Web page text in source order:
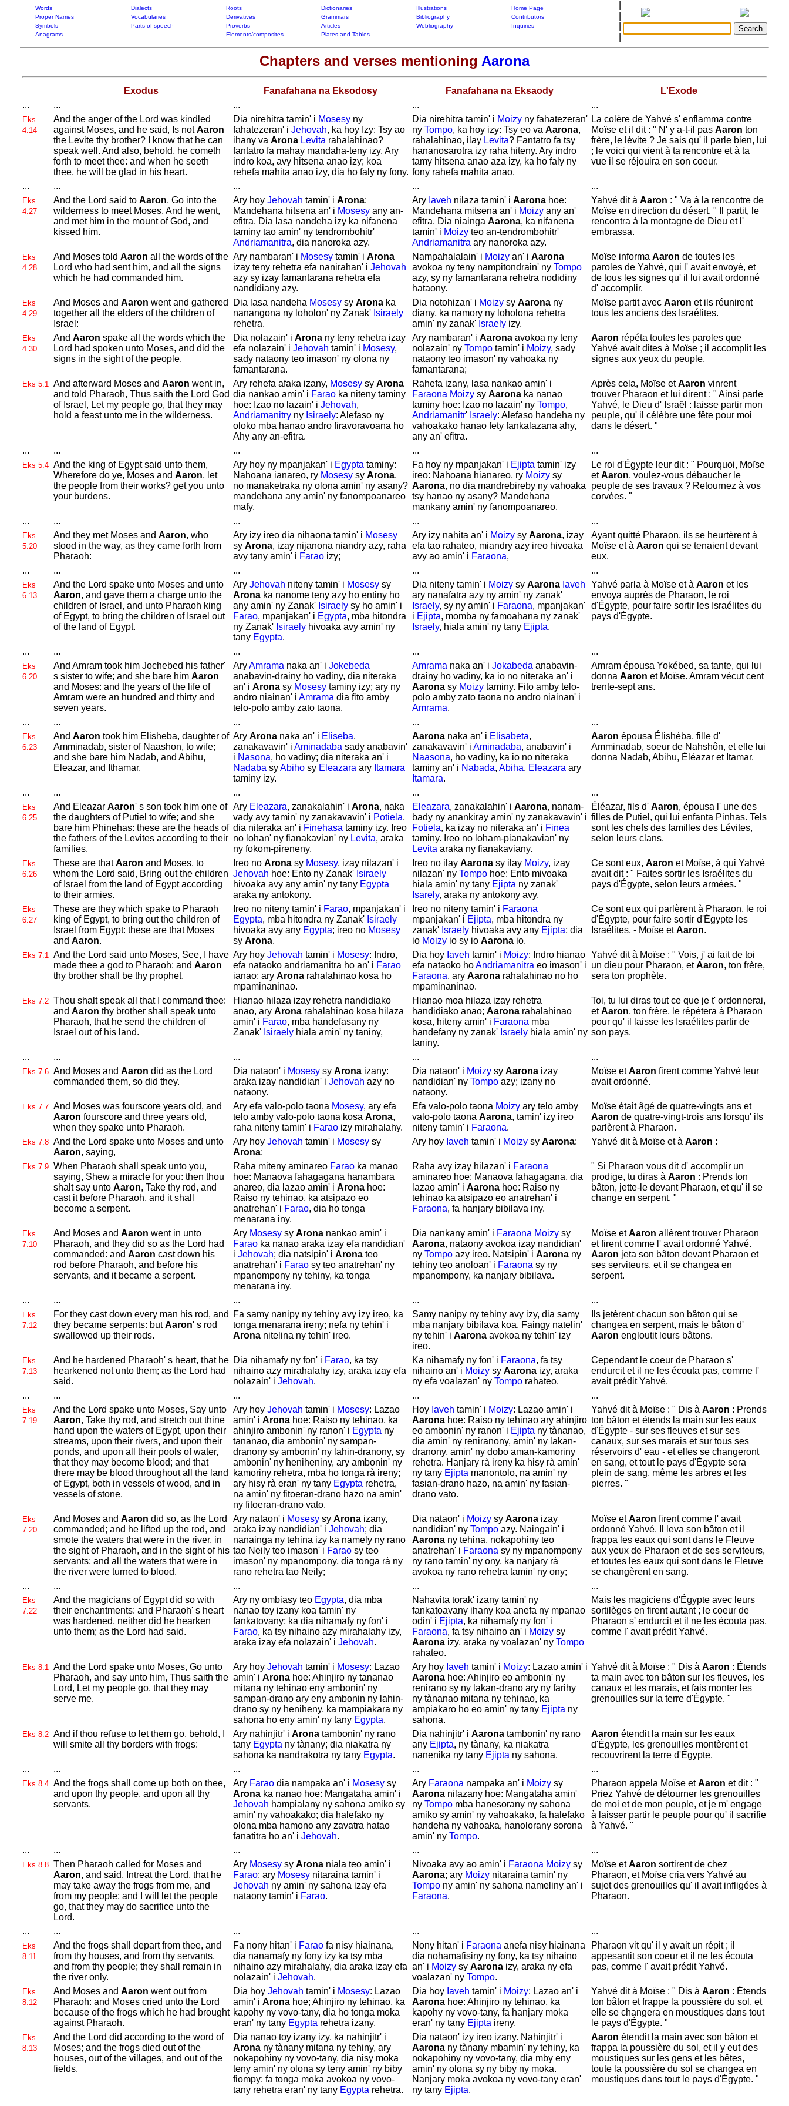
Words Dialects Roots Dictionaries Illustrations
Home Page
Proper Names
Vocabularies Derivatives Grammars Bibliography
Contributors
Symbols
Parts of speech Proverbs Articles Webliography
Inquiries
Anagrams
Elements/composites Plates and Tables
Chapters and verses mentioning Aarona
Exodus Fanafahana na Eksodosy Fanafahana na Eksaody
L'Exode
...
... ... ... ...
Eks
4.14
And the anger of the Lord was kindled
against Moses, and he said, Is notAaron
the Levite thy brother? I know that he can
speak well. And also, behold, he cometh
forth to meet thee: and when he seeth
thee, he will be glad in his heart.
Dia nirehitra tamin' i Mosesyny
fahatezeran' i Jehovah, ka hoy Izy: Tsy ao
ihany va Arona Levita rahalahinao?
fantatro fa mahay mandaha-teny izy. Ary
indro koa, avy hitsena anao izy; koa
rehefa mahita anao izy, dia ho faly ny fony.
Dia nirehitra tamin' i Moizyny fahatezeran'
ny Tompo, ka hoy izy: Tsy eo va Aarona,
rahalahinao, ilay Levita? Fantatro fa tsy
hananosarotra izy raha hiteny. Ary indro
tamy hitsena anao aza izy, ka ho faly ny
fony rahefa mahita anao.
La colère de Yahvé s' enflamma contre
Moïse et il dit : " N' y a-t-il pas Aaron ton
frère, le lévite ? Je sais qu' il parle bien, lui
; le voici qui vient à ta rencontre et à ta
vue il se réjouira en son coeur.
... ... ... ... ...
Eks
4.27
And the Lord said to Aaron, Go into the
wilderness to meet Moses. And he went,
and met him in the mount ofGod, and
kissed him.
Ary hoy Jehovah tamin' i Arona:
Mandehana hitsena an' i Mosesyany an-
efitra. Dia lasa nandeha izy ka nifanena
taminy tao amin' ny tendrombohitr'
Andriamanitra, dia nanoroka azy.
Ary Iaveh nilaza tamin' i Aaronahoe:
Mandehana mitsena an' i Moizyany an'
efitra. Dia niainga Aarona, ka nifanena
tamin' i Moizyteo an-tendrombohitr'
Andriamanitra ary nanoroka azy.
Yahvé dit à Aaron : " Va à la rencontre de
Moïse en direction du désert. " Il partit, le
rencontra à la montagne de Dieu et l'
embrassa.
Eks
4.28
And Moses told Aaron all the words of the
Lord who had sent him, and all the signs
which he had commanded him.
Ary nambaran' i Mosesytamin' i Arona
izay teny rehetra efa nanirahan' i Jehovah
azy sy izay famantarana rehetra efa
nandidiany azy.
Nampahalalain' i Moizyan' i Aarona
avokoa ny teny nampitondrain' ny Tompo
azy, sy ny famantarana rehetra nodidiny
hataony.
Moïse informa Aaron de toutes les
paroles de Yahvé, qui l' avait envoyé, et
de tous les signes qu' il lui avait ordonné
d' accomplir.
Eks
4.29
And Moses and Aaron went and gathered
together all the elders of the children of
Israel:
Dia lasa nandeha Mosesysy Aronaka
nanangona ny loholon' ny Zanak' Isiraely
rehetra.
Dia notohizan' i Moizysy Aaronany
diany, ka namory ny loholona rehetra
amin' ny zanak' Israelyizy.
Moïse partit avec Aaron et ils réunirent
tous les anciens des Israélites.
Eks
4.30
And Aaron spake all the words which the
Lord had spoken unto Moses, and did the
signs in the sight of the people.
Dia nolazain' i Aronany teny rehetra izay
efa nolazain' i Jehovah tamin' i Mosesy,
sady nataony teo imason' ny olona ny
famantarana.
Ary nambaran' i Aaronaavokoa ny teny
nolazain' ny Tompotamin' i Moizy, sady
nataony teo imason' ny vahoaka ny
famantarana;
Aaron répéta toutes les paroles que
Yahvé avait dites à Moïse ; il accomplit les
signes aux yeux du peuple.
Eks 5.1 And afterward Moses and Aaron went in,
and told Pharaoh, Thus saith the Lord God
of Israel, Let my people go, that they may
hold a feast unto me in the wilderness.
Ary rehefa afaka izany, Mosesysy Arona
dia nankao amin' i Faraoka niteny taminy
hoe: Izao no lazain' i Jehovah,
Andriamanitryny Isiraely: Alefaso ny
oloko mba hanao andro firavoravoana ho
Ahy any an-efitra.
Rahefa izany, lasa nankao amin' i
Faraona Moizysy Aaronaka nanao
taminy hoe: Izao no lazain' ny Tompo,
Andriamanitr' Israely: Alefaso handeha ny
vahoakako hanao fety fankalazana ahy,
any an' efitra.
Après cela, Moïse etAaron vinrent
trouver Pharaon et lui dirent : " Ainsi parle
Yahvé, le Dieu d' Israël : laisse partir mon
peuple, qu' il célèbre une fête pour moi
dans le désert. "
... ... ... ... ...
Eks 5.4 And the king of Egypt said unto them,
Wherefore do ye, Moses and Aaron, let
the people from their works? get you unto
your burdens.
Ary hoy ny mpanjakan' i Egypta taminy:
Nahoana ianareo, ry Mosesysy Arona,
no manaketraka ny olona amin' ny asany?
mandehana any amin' ny fanompoanareo
mafy.
Fa hoy ny mpanjakan' i Ejipta tamin' izy
ireo: Nahoana hianareo, ry Moizysy
Aarona, no dia mandrebireby ny vahoaka
tsy hanao ny asany? Mandehana
mankany amin' ny fanompoanareo.
Le roi d'Égypte leur dit : " Pourquoi, Moïse
etAaron, voulez-vous débaucher le
peuple de ses travaux ? Retournez à vos
corvées. "
... ... ... ... ...
Eks
5.20
And they met Moses and Aaron, who
stood in the way, as they came forth from
Pharaoh:
Ary izy ireo dia nihaona tamin' i Mosesy
sy Arona, izay nijanona niandry azy, raha
avy tany amin' i Faraoizy;
Ary izy nahita an' i Moizysy Aarona, izay
efa tao rahateo, miandry azy ireo hivoaka
avy ao amin' i Faraona,
Ayant quitté Pharaon, ils se heurtèrent à
Moïse et à Aaron qui se tenaient devant
eux.
...
... ... ... ...
Eks
6.13
And the Lord spake unto Moses and unto
Aaron, and gave them a charge unto the
children of Israel, and unto Pharaoh king
of Egypt, to bring the children of Israel out
of the land of Egypt.
Ary Jehovah niteny tamin' i Mosesysy
Aronaka nanome teny azy ho entiny ho
any amin' ny Zanak' Isiraelysy ho amin' i
Farao, mpanjakan' i Egypta, mba hitondra
ny Zanak' Isiraelyhivoaka avy amin' ny
tany Egypta.
Dia niteny tamin' i Moizysy Aarona Iaveh
ary nanafatra azy ny amin' ny zanak'
Israely, sy ny amin' i Faraona, mpanjakan'
i Ejipta, momba ny famoahana ny zanak'
Israely, hiala amin' ny tany Ejipta.
Yahvé parla à Moïse et à Aaron et les
envoya auprès de Pharaon, le roi
d'Égypte, pour faire sortir les Israélites du
pays d'Égypte.
... ... ... ... ...
Eks
6.20
And Amram took him Jochebed his father'
s sister to wife; and she bare him Aaron
and Moses: and the years of the life of
Amram were an hundred and thirty and
seven years.
AryAmrama naka an' i Jokebeda
anabavin-drainy ho vadiny, dia niteraka
an' i Aronasy Mosesytaminy izy; ary ny
andro niainan' i Amrama dia fito amby
telo-polo amby zato taona.
Amrama naka an' i Jokabeda anabavin-
drainy ho vadiny, ka io no niteraka an' i
Aaronasy Moizytaminy. Fito amby telo-
polo amby zato taona no andro niainan' i
Amrama.
Amram épousa Yokébed, sa tante, qui lui
donna Aaron et Moïse. Amram vécut cent
trente-sept ans.
... ... ... ... ...
Eks
6.23
And Aaron took him Elisheba, daughter of
Amminadab, sister of Naashon, to wife;
and she bare him Nadab, and Abihu,
Eleazar, and Ithamar.
Ary Aronanaka an' i Eliseba,
zanakavavin' i Aminadaba sady anabavin'
i Nasona, ho vadiny; dia niteraka an' i
Nadaba syAbihosy Eleazara ary Itamara
taminy izy.
Aaronanaka an' i Elisabeta,
zanakavavin' i Aminadaba, anabavin' i
Naasona, ho vadiny, ka io no niteraka
taminy an' i Nabada, Abiha, Eleazara ary
Itamara.
Aaron épousa Élishéba, fille d'
Amminadab, soeur de Nahshôn, et elle lui
donna Nadab, Abihu, Éléazar et Itamar.
... ... ... ... ...
Eks
6.25
And Eleazar Aaron' s son took him one of
the daughters of Putiel to wife; and she
bare him Phinehas: these are the heads of
the fathers of the Levites according to their
families.
Ary Eleazara, zanakalahin' i Arona, naka
vady avy tamin' ny zanakavavin' i Potiela,
dia niteraka an' i Finehasa taminy izy. Ireo
no lohan' ny fianakavian' ny Levita, araka
ny fokom-pireneny.
Eleazara, zanakalahin' i Aarona, nanam-
bady ny anankiray amin' ny zanakavavin' i
Fotiela, ka izay no niteraka an' i Finea
taminy. Ireo no loham-pianakavian' ny
Levita araka ny fianakaviany.
Éléazar, fils d' Aaron, épousa l' une des
filles de Putiel, qui lui enfanta Pinhas. Tels
sont les chefs des familles des Lévites,
selon leurs clans.
Eks
6.26
These are thatAaron and Moses, to
whom the Lord said, Bring out the children
of Israel from the land of Egypt according
to their armies.
Ireo no Aronasy Mosesy, izay nilazan' i
Jehovah hoe: Ento ny Zanak' Isiraely
hivoaka avy any amin' ny tany Egypta
araka ny antokony.
Ireo no ilay Aaronasy ilay Moizy, izay
nilazan' ny Tompohoe: Ento mivoaka
hiala amin' ny tany Ejipta ny zanak'
Isarely, araka ny antokony avy.
Ce sont eux, Aaron et Moïse, à qui Yahvé
avait dit : " Faites sortir les Israélites du
pays d'Égypte, selon leurs armées. "
Eks
6.27
These are they which spake to Pharaoh
king of Egypt, to bring out the children of
Israel from Egypt: these are that Moses
and Aaron.
Ireo no niteny tamin' i Farao, mpanjakan' i
Egypta, mba hitondra ny Zanak' Isiraely
hivoaka avy any Egypta; ireo no Mosesy
sy Arona.
Ireo no niteny tamin' i Faraona
mpanjakan' i Ejipta, mba hitondra ny
zanak' Israelyhivoaka avy any Ejipta; dia
io Moizyio sy io Aaronaio.
Ce sont eux qui parlèrent à Pharaon, le roi
d'Égypte, pour faire sortir d'Égypte les
Israélites, - Moïse etAaron.
Eks 7.1 And the Lord said unto Moses, See, I have
made thee a god to Pharaoh: and Aaron
thy brother shall be thy prophet.
Ary hoy Jehovah tamin' i Mosesy: Indro,
efa nataoko andriamanitra ho an' i Farao
ianao; ary Aronarahalahinao kosa ho
mpaminaninao.
Dia hoy Iaveh tamin' i Moizy: Indro hianao
efa nataoko hoAndriamanitra eo imason' i
Faraona, ary Aaronarahalahinao no ho
mpaminaninao.
Yahvé dit à Moïse : " Vois, j' ai fait de toi
un dieu pour Pharaon, etAaron, ton frère,
sera ton prophète.
Eks 7.2 Thou shalt speak all that I command thee:
and Aaron thy brother shall speak unto
Pharaoh, that he send the children of
Israel out of his land.
Hianao hilaza izay rehetra nandidiako
anao, ary Aronarahalahinao kosa hilaza
amin' i Farao, mba handefasany ny
Zanak' Isiraelyhiala amin' ny taniny,
Hianao moa hilaza izay rehetra
handidiako anao; Aaronarahalahinao
kosa, hiteny amin' i Faraona mba
handefany ny zanak' Israelyhiala amin' ny
taniny.
Toi, tu lui diras tout ce que je t' ordonnerai,
etAaron, ton frère, le répétera à Pharaon
pour qu' il laisse les Israélites partir de
son pays.
... ... ... ... ...
Eks 7.6 And Moses and Aaron did as the Lord
commanded them, so did they.
Dia nataon' i Mosesysy Aronaizany:
araka izay nandidian' i Jehovah azy no
nataony.
Dia nataon' i Moizysy Aaronaizay
nandidian' ny Tompoazy; izany no
nataony.
Moïse etAaron firent comme Yahvé leur
avait ordonné.
Eks 7.7 And Moses was fourscore years old, and
Aaron fourscore and three years old,
when they spake unto Pharaoh.
Ary efa valo-polo taona Mosesy, ary efa
telo amby valo-polo taona kosa Arona,
raha niteny tamin' i Faraoizy mirahalahy.
Efa valo-polo taona Moizyary telo amby
valo-polo taona Aarona, tamin' izy ireo
niteny tamin' i Faraona.
Moïse était âgé de quatre-vingts ans et
Aaron de quatre-vingt-trois ans lorsqu' ils
parlèrent à Pharaon.
Eks 7.8 And the Lord spake unto Moses and unto
Aaron, saying,
Ary hoy Jehovah tamin' i Mosesysy
Arona:
Ary hoy Iaveh tamin' i Moizysy Aarona: Yahvé dit à Moïse et à Aaron :
Eks 7.9 When Pharaoh shall speak unto you,
saying, Shew a miracle for you: then thou
shalt say unto Aaron, Take thy rod, and
cast it before Pharaoh, and it shall
become a serpent.
Raha miteny aminareo Faraoka manao
hoe: Manaova fahagagana hanambara
anareo, dia lazao amin' i Aronahoe:
Raiso ny tehinao, ka atsipazo eo
anatrehan' i Farao, dia ho tonga
menarana iny.
Raha avy izay hilazan' i Faraona
aminareo hoe: Manaova fahagagana, dia
lazao amin' i Aaronahoe: Raiso ny
tehinao ka atsipazo eo anatrehan' i
Faraona, fa hanjary bibilava iny.
" Si Pharaon vous dit d' accomplir un
prodige, tu diras à Aaron : Prends ton
bâton, jette-le devant Pharaon, et qu' il se
change en serpent. "
Eks
7.10
And Moses and Aaron went in unto
Pharaoh, and they did so as the Lord had
commanded: and Aaron cast down his
rod before Pharaoh, and before his
servants, and it became a serpent.
Ary Mosesysy Aronanankao amin' i
Faraoka nanao araka izay efa nandidian'
i Jehovah; dia natsipin' i Aronateo
anatrehan' i Faraosy teo anatrehan' ny
mpanompony ny tehiny, ka tonga
menarana iny.
Dia nankany amin' i Faraona Moizysy
Aarona, nataony avokoa izay nandidian'
ny Tompoazy ireo. Natsipin' i Aaronany
tehiny teo anoloan' i Faraona sy ny
mpanompony, ka nanjary bibilava.
Moïse etAaron allèrent trouver Pharaon
et firent comme l' avait ordonné Yahvé.
Aaron jeta son bâton devant Pharaon et
ses serviteurs, et il se changea en
serpent.
... ... ... ... ...
Eks
7.12
For they cast down every man his rod, and
they became serpents: butAaron' s rod
swallowed up their rods.
Fa samy nanipy ny tehiny avy izy ireo, ka
tonga menarana ireny; nefa ny tehin' i
Aronanitelina ny tehin' ireo.
Samy nanipy ny tehiny avy izy, dia samy
mba nanjary bibilava koa. Faingy natelin'
ny tehin' i Aaronaavokoa ny tehin' izy
ireo.
Ils jetèrent chacun son bâton qui se
changea en serpent, mais le bâton d'
Aaron engloutit leurs bâtons.
Eks
7.13
And he hardened Pharaoh' s heart, that he
hearkened not unto them; as the Lord had
said.
Dia nihamafy ny fon' i Farao, ka tsy
nihaino azy mirahalahy izy, araka izay efa
nolazain' i Jehovah.
Ka nihamafy ny fon' i Faraona, fa tsy
nihaino an' i Moizysy Aaronaizy, araka
ny efa voalazan' ny Tomporahateo.
Cependant le coeur de Pharaon s'
endurcit et il ne les écouta pas, comme l'
avait préditYahvé.
...
... ... ... ...
Eks
7.19
And the Lord spake unto Moses, Say unto
Aaron, Take thy rod, and stretch out thine
hand upon the waters of Egypt, upon their
streams, upon their rivers, and upon their
ponds, and upon all their pools of water,
that they may become blood; and that
there may be blood throughout all the land
of Egypt, both in vessels of wood, and in
vessels of stone.
Ary hoy Jehovah tamin' i Mosesy: Lazao
amin' i Aronahoe: Raiso ny tehinao, ka
ahinjiro ambonin' ny ranon' i Egypta ny
tananao, dia ambonin' ny sampan-
dranony sy ambonin' ny lahin-dranony, sy
ambonin' ny heniheniny, ary ambonin' ny
kamoriny rehetra, mba ho tonga rà ireny;
ary hisy rà eran' ny tany Egypta rehetra,
na amin' ny fitoeran-drano hazo na amin'
ny fitoeran-drano vato.
Hoy Iaveh tamin' i Moizy: Lazao amin' i
Aaronahoe: Raiso ny tehinao ary ahinjiro
eo ambonin' ny ranon' i Ejipta ny tànanao,
dia amin' ny reniranony, amin' ny lakan-
dranony, amin' ny dobo aman-kamoriny
rehetra. Hanjary rà ireny ka hisy rà amin'
ny tany Ejipta manontolo, na amin' ny
fasian-drano hazo, na amin' ny fasian-
drano vato.
Yahvé dit à Moïse : " Dis à Aaron : Prends
ton bâton et étends la main sur les eaux
d'Égypte - sur ses fleuves et sur ses
canaux, sur ses marais et sur tous ses
réservoirs d' eau - et elles se changeront
en sang, et tout le pays d'Égypte sera
plein de sang, même les arbres et les
pierres. "
Eks
7.20
And Moses and Aaron did so, as the Lord
commanded; and he lifted up the rod, and
smote the waters that were in the river, in
the sight of Pharaoh, and in the sight of his
servants; and all the waters that were in
the river were turned to blood.
Ary nataon' i Mosesysy Aronaizany,
araka izay nandidian' i Jehovah; dia
nanainga ny tehina izy ka namely ny rano
tao Neily teo imason' i Faraosy teo
imason' ny mpanompony, dia tonga rà ny
rano rehetra tao Neily;
Dia nataon' i Moizysy Aaronaizay
nandidian' ny Tompoazy. Naingain' i
Aaronany tehina, nokapohiny teo
anatrehan' i Faraona sy ny mpanompony
ny rano tamin' ny ony, ka nanjary rà
avokoa ny rano rehetra tamin' ny ony;
Moïse etAaron firent comme l' avait
ordonné Yahvé. Il leva son bâton et il
frappa les eaux qui sont dans le Fleuve
aux yeux de Pharaon et de ses serviteurs,
et toutes les eaux qui sont dans le Fleuve
se changèrent en sang.
...
... ... ... ...
Eks
7.22
And the magicians of Egypt did so with
their enchantments: and Pharaoh' s heart
was hardened, neither did he hearken
unto them; as the Lord had said.
Ary ny ombiasy teo Egypta, dia mba
nanao toy izany koa tamin' ny
fankatovany; ka dia nihamafy ny fon' i
Farao, ka tsy nihaino azy mirahalahy izy,
araka izay efa nolazain' i Jehovah.
Nahavita torak' izany tamin' ny
fankatoavany ihany koa anefa ny mpanao
odin' i Ejipta, ka nihamafy ny fon' i
Faraona, fa tsy nihaino an' i Moizysy
Aaronaizy, araka ny voalazan' ny Tompo
rahateo.
Mais les magiciens d'Égypte avec leurs
sortilèges en firent autant ; le coeur de
Pharaon s' endurcit et il ne les écouta pas,
comme l' avait préditYahvé.
Eks 8.1 And the Lord spake unto Moses, Go unto
Pharaoh, and say unto him, Thus saith the
Lord, Let my people go, that they may
serve me.
Ary hoy Jehovah tamin' i Mosesy: Lazao
amin' i Aronahoe: Ahinjiro ny tananao
mitana ny tehinao eny ambonin' ny
sampan-drano ary eny ambonin ny lahin-
drano sy ny heniheny, ka mampiakara ny
sahona ho eny amin' ny tany Egypta.
Ary hoy Iaveh tamin' i Moizy: Lazao amin' i
Aaronahoe: Ahinjiro eo ambonin' ny
renirano sy ny lakan-drano ary ny farihy
ny tànanao mitana ny tehinao, ka
ampiakaro ho eo amin' ny tany Ejipta ny
sahona.
Yahvé dit à Moïse : " Dis à Aaron : Étends
ta main avec ton bâton sur les fleuves, les
canaux et les marais, et fais monter les
grenouilles sur la terre d'Égypte. "
Eks 8.2 And if thou refuse to let them go, behold, I
will smite all thy borders with frogs:
Ary nahinjitr' i Aronatambonin' ny rano
tany Egypta ny tànany; dia niakatra ny
sahona ka nandrakotra ny tany Egypta.
Dia nahinjitr' i Aaronatambonin' ny rano
any Ejipta, ny tànany, ka niakatra
nanenika ny tany Ejipta ny sahona.
Aaron étendit la main sur les eaux
d'Égypte, les grenouilles montèrent et
recouvrirent la terre d'Égypte.
...
... ... ... ...
Eks 8.4 And the frogs shall come up both on thee,
and upon thy people, and upon all thy
servants.
Ary Faraodia nampaka an' i Mosesysy
Aronaka nanao hoe: Mangataha amin' i
Jehovah hampialany ny sahona amiko sy
amin' ny vahoakako; dia halefako ny
olona mba hamono any zavatra hatao
fanatitra ho an' i Jehovah.
Ary Faraona nampaka an' i Moizysy
Aaronanilazany hoe: Mangataha amin'
ny Tompomba hanesorany ny sahona
amiko sy amin' ny vahoakako, fa halefako
handeha ny vahoaka, hanolorany sorona
amin' ny Tompo.
Pharaon appela Moïse etAaron et dit : "
Priez Yahvé de détourner les grenouilles
de moi et de mon peuple, et je m' engage
à laisser partir le peuple pour qu' il sacrifie
à Yahvé. "
... ... ... ... ...
Eks 8.8 Then Pharaoh called for Moses and
Aaron, and said, Intreat the Lord, that he
may take away the frogs from me, and
from my people; and I will let the people
go, that they may do sacrifice unto the
Lord.
Ary Mosesysy Aronaniala teo amin' i
Farao; ary Mosesynitaraina tamin' i
Jehovah ny amin' ny sahona izay efa
nataony tamin' i Farao.
Nivoaka avy ao amin' i Faraona Moizysy
Aarona; ary Moizynitaraina tamin' ny
Tompony amin' ny sahona nameliny an' i
Faraona.
Moïse etAaron sortirent de chez
Pharaon, et Moïse cria vers Yahvé au
sujet des grenouilles qu' il avait infligées à
Pharaon.
... ... ... ... ...
Eks
8.11
And the frogs shall depart from thee, and
from thy houses, and from thy servants,
and from thy people; they shall remain in
the river only.
Fa nony hitan' i Faraofa nisy hiainana,
dia nanamafy ny fony izy ka tsy mba
nihaino azy mirahalahy, dia araka izay efa
nolazain' i Jehovah.
Nony hitan' i Faraona anefa nisy hiainana
dia nohamafisiny ny fony, ka tsy nihaino
an' i Moizysy Aaronaizy, araka ny efa
voalazan' ny Tompo.
Pharaon vit qu' il y avait un répit ; il
appesantit son coeur et il ne les écouta
pas, comme l' avait préditYahvé.
Eks
8.12
And Moses and Aaron went out from
Pharaoh: and Moses cried unto the Lord
because of the frogs which he had brought
against Pharaoh.
Dia hoy Jehovah tamin' i Mosesy: Lazao
amin' i Aronahoe; Ahinjiro ny tehinao, ka
kapohy ny vovo-tany, dia ho tonga moka
eran' ny tany Egypta rehetra izany.
Dia hoy Iaveh tamin' i Moizy: Lazao an' i
Aaronahoe: Ahinjiro ny tehinao, ka
kapohy ny vovo-tany, fa hanjary moka
eran' ny tany Ejipta ireny.
Yahvé dit à Moïse : " Dis à Aaron : Étends
ton bâton et frappe la poussière du sol, et
elle se changera en moustiques dans tout
le pays d'Égypte. "
Eks
8.13
And the Lord did according to the word of
Moses; and the frogs died out of the
houses, out of the villages, and out of the
fields.
Dia nanao toy izany izy, ka nahinjitr' i
Aronany tànany mitana ny tehiny, ary
nokapohiny ny vovo-tany, dia nisy moka
teny amin' ny olona sy teny amin' ny biby
fiompy: fa tonga moka avokoa ny vovo-
tany rehetra eran' ny tany Egypta rehetra.
Dia nataon' izy ireo izany. Nahinjitr' i
Aaronany tànany mbamin' ny tehiny, ka
nokapohiny ny vovo-tany, dia mby eny
amin' ny olona sy ny biby ny moka.
Nanjary moka avokoa ny vovo-tany eran'
ny tany Ejipta.
Aaron étendit la main avec son bâton et
frappa la poussière du sol, et il y eut des
moustiques sur les gens et les bêtes,
toute la poussière du sol se changea en
moustiques dans tout le pays d'Égypte. "